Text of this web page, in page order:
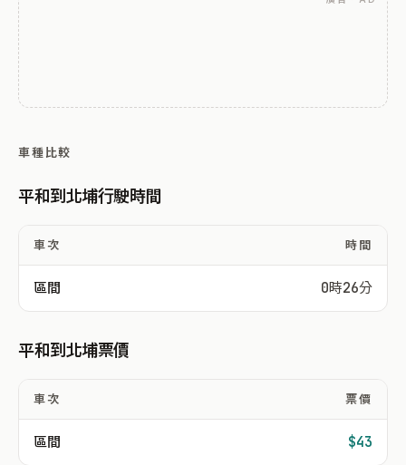
車種比較
平和到北埔行駛時間
車次 時間
區間 0時26分
平和到北埔票價
車次 票價
區間 $43